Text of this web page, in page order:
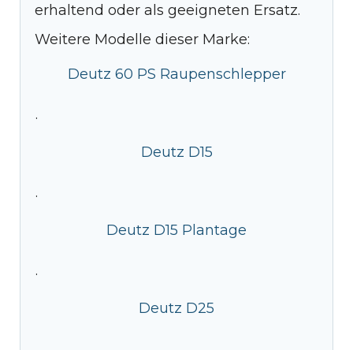
erhaltend oder als geeigneten Ersatz.
Weitere Modelle dieser Marke:
Deutz 60 PS Raupenschlepper
·
Deutz D15
·
Deutz D15 Plantage
·
Deutz D25